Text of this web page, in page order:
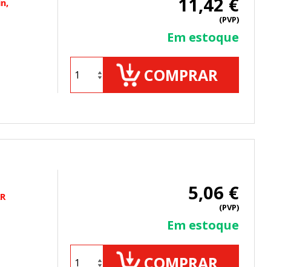
(PVP)
Em estoque
COMPRAR
5,06 €
(PVP)
Em estoque
COMPRAR
de nuestro sitio y mejorarlo. Nos
sitio. Toda la información que recogen
Pueden ser utilizadas por esas
almacenan directamente información